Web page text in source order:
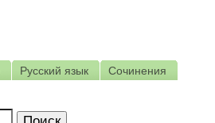
Русский язык
Сочинения